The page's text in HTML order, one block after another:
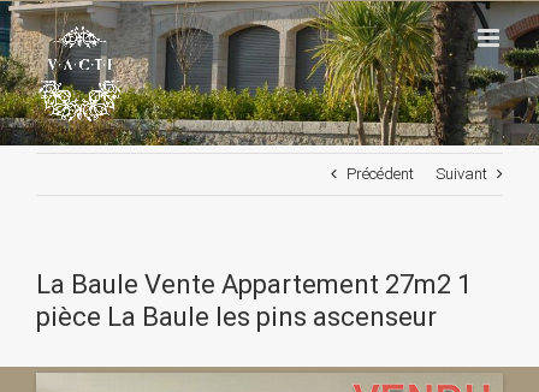
Passer
au
contenu
Précédent Suivant
La Baule Vente Appartement 27m2 1
pièce La Baule les pins ascenseur